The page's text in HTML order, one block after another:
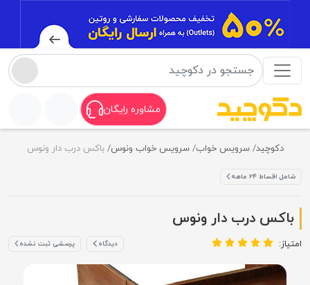
مشاوره رایگان
دکوچید سرویس خواب سرویس خواب ونوس باکس درب دار ونوس
شامل اقساط ۲۴ ماهه
باکس درب دار ونوس
امتیاز: دیدگاه پرسشی ثبت نشده